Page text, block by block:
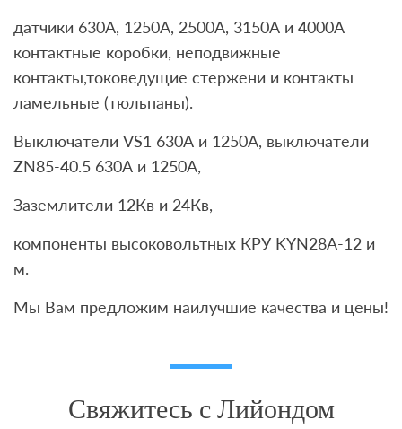
датчики 630А, 1250A, 2500А, 3150А и 4000А
контактные коробки, неподвижные
контакты,токоведущие стержени и контакты
ламельные (тюльпаны).
Выключатели VS1 630А и 1250А, выключатели
ZN85-40.5 630А и 1250А,
Заземлители 12Кв и 24Кв,
компоненты высоковольтных КРУ KYN28A-12 и
м.
Мы Вам предложим наилучшие качества и цены!
Свяжитесь с Лийондом